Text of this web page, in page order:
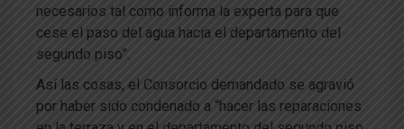
necesarios tal como informa la experta para que
cese el paso del agua hacia el departamento del
segundo piso”.
Así las cosas, el Consorcio demandado se agravió
por haber sido condenado a “hacer las reparaciones